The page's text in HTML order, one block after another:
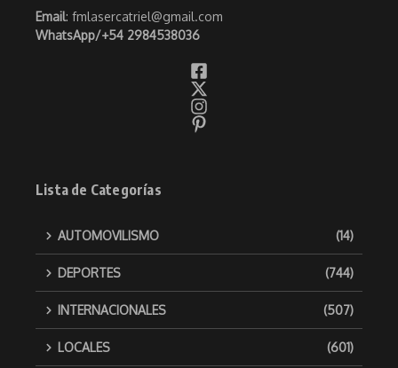
Email: fmlasercatriel@gmail.com
WhatsApp/+54 2984538036
Lista de Categorías
AUTOMOVILISMO (14)
DEPORTES (744)
INTERNACIONALES (507)
LOCALES (601)